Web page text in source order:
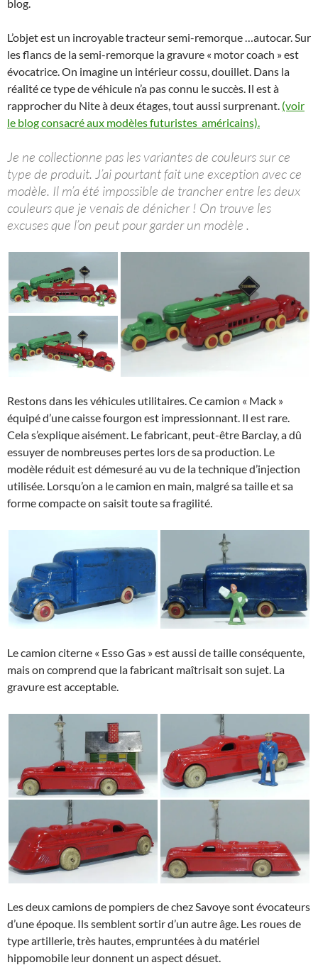
blog.
L’objet est un incroyable tracteur semi-remorque …autocar. Sur
les flancs de la semi-remorque la gravure « motor coach » est
évocatrice. On imagine un intérieur cossu, douillet. Dans la
réalité ce type de véhicule n’a pas connu le succès. Il est à
rapprocher du Nite à deux étages, tout aussi surprenant. (voir
le blog consacré aux modèles futuristes américains).
Je ne collectionne pas les variantes de couleurs sur ce
type de produit. J’ai pourtant fait une exception avec ce
modèle. Il m’a été impossible de trancher entre les deux
couleurs que je venais de dénicher ! On trouve les
excuses que l’on peut pour garder un modèle .
Restons dans les véhicules utilitaires. Ce camion « Mack »
équipé d’une caisse fourgon est impressionnant. Il est rare.
Cela s’explique aisément. Le fabricant, peut-être Barclay, a dû
essuyer de nombreuses pertes lors de sa production. Le
modèle réduit est démesuré au vu de la technique d’injection
utilisée. Lorsqu’on a le camion en main, malgré sa taille et sa
forme compacte on saisit toute sa fragilité.
Le camion citerne « Esso Gas » est aussi de taille conséquente,
mais on comprend que la fabricant maîtrisait son sujet. La
gravure est acceptable.
Les deux camions de pompiers de chez Savoye sont évocateurs
d’une époque. Ils semblent sortir d’un autre âge. Les roues de
type artillerie, très hautes, empruntées à du matériel
hippomobile leur donnent un aspect désuet.